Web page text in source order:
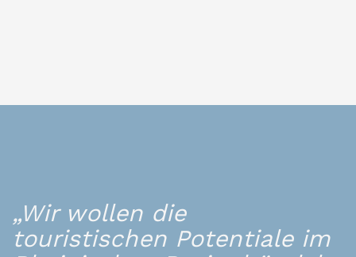
„Wir wollen die
touristischen Potentiale im